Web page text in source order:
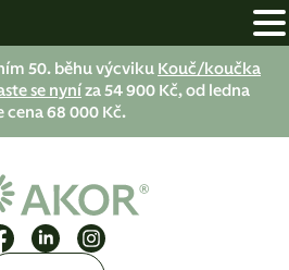
50. běhu výcviku Kouč/koučka
se nyní za 54 900 Kč, od ledna
cena 68 000 Kč.